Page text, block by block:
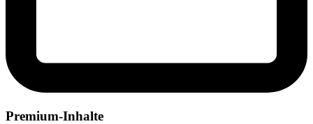
Premium-Inhalte